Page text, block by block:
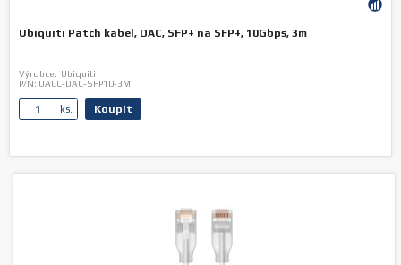
Ubiquiti Patch kabel, DAC, SFP+ na SFP+, 10Gbps, 3m
Výrobce: Ubiquiti
P/N: UACC-DAC-SFP10-3M
ks. Koupit